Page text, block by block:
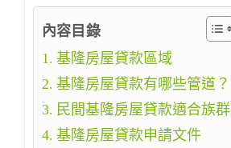
內容目錄
基隆房屋貸款區域
基隆房屋貸款有哪些管道？
民間基隆房屋貸款適合族群
基隆房屋貸款申請文件